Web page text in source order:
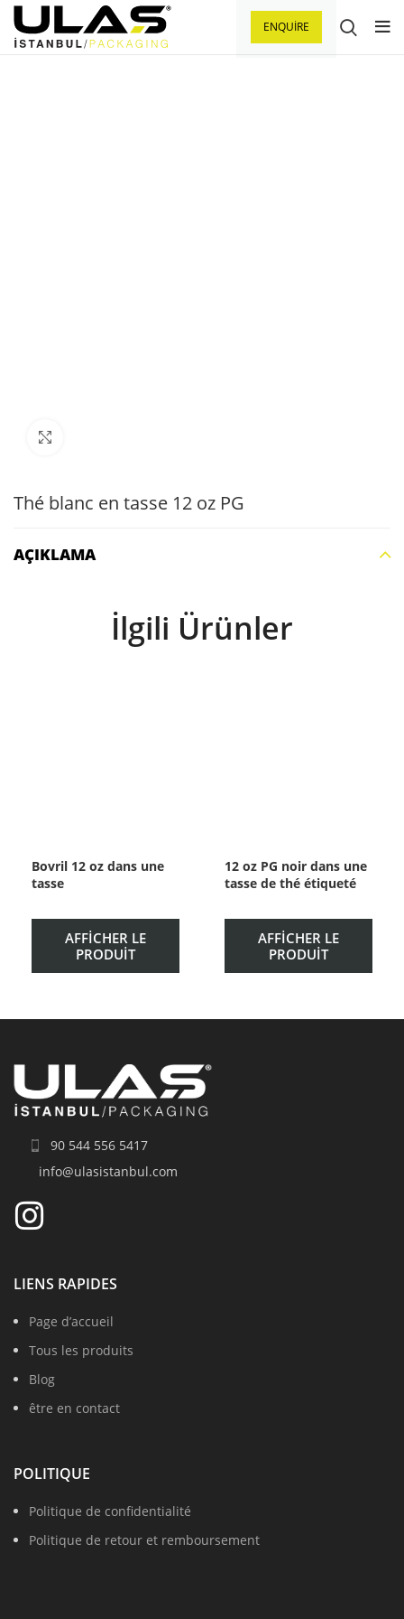
ENQUIRE
Thé blanc en tasse 12 oz PG
AÇIKLAMA
İlgili Ürünler
Bovril 12 oz dans une
tasse
AFFICHER LE
PRODUIT
12 oz PG noir dans une
tasse de thé étiqueté
AFFICHER LE
PRODUIT
90 544 556 5417
info@ulasistanbul.com
LIENS RAPIDES
Page d’accueil
Tous les produits
Blog
être en contact
POLITIQUE
Politique de confidentialité
Politique de retour et remboursement